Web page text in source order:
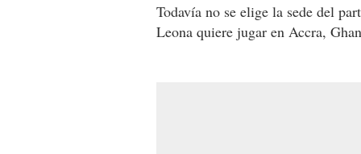
Todavía no se elige la sede del
Leona quiere jugar en Accra,